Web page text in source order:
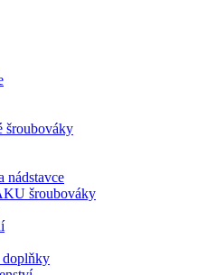
šroubováky
nádstavce
šroubováky